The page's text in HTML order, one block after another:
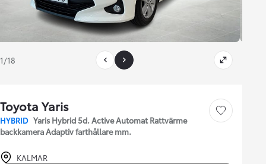
1/18
Toyota Yaris
HYBRID Yaris Hybrid 5d. Active Automat Rattvärme
backkamera Adaptiv farthållare mm.
Save car
KALMAR